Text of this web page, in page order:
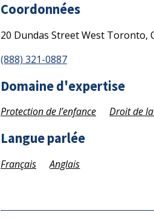
Coordonnées
20 Dundas Street West Toronto,
(888) 321-0887
Domaine d'expertise
Protection de l’enfance Droit de
Langue parlée
Français Anglais